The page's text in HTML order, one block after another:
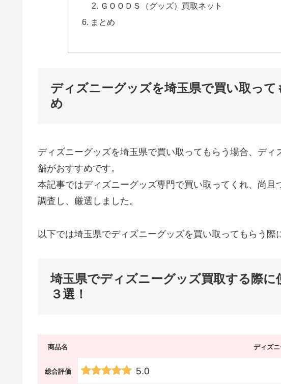
ＧＯＯＤＳ（グッズ）買取ネット
まとめ
ディズニーグッズを埼玉県で買い取っ
め
ディズニーグッズを埼玉県で買い取ってもらう場合、デ
舗がおすすめです。
本記事ではディズニーグッズ専門で買い取ってくれ、尚且
調査し、厳選しました。
以下では埼玉県でディズニーグッズを買い取ってもらう際
埼玉県でディズニーグッズ買取する際
３選！
商品名 ディズ
総合評価 5.0